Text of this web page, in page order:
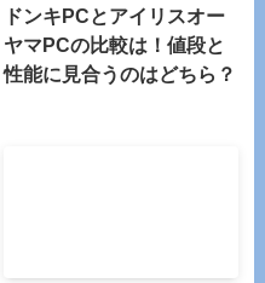
ドンキPCとアイリスオー
ヤマPCの比較は！値段と
性能に見合うのはどちら？